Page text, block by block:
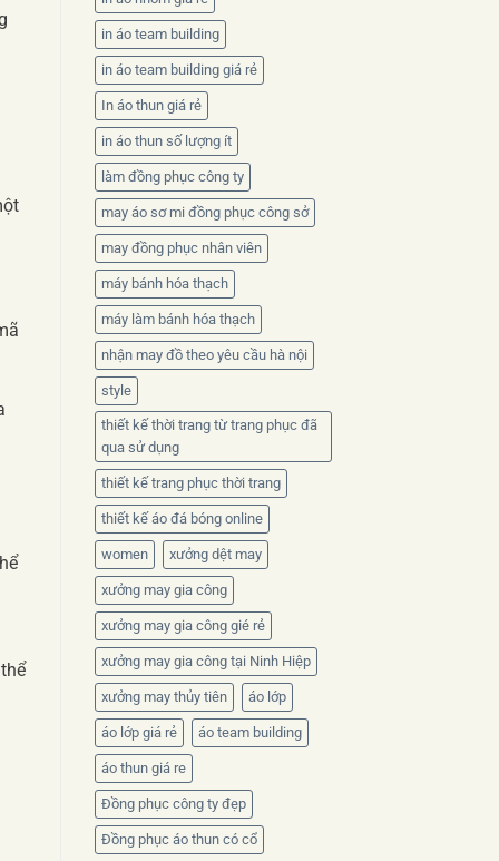
in áo team building
in áo team building giá rẻ
In áo thun giá rẻ
in áo thun số lượng ít
làm đồng phục công ty
may áo sơ mi đồng phục công sở
may đồng phục nhân viên
máy bánh hóa thạch
máy làm bánh hóa thạch
nhận may đồ theo yêu cầu hà nội
style
thiết kế thời trang từ trang phục đã
qua sử dụng
thiết kế trang phục thời trang
thiết kế áo đá bóng online
women xưởng dệt may
xưởng may gia công
xưởng may gia công gié rẻ
xưởng may gia công tại Ninh Hiệp
xưởng may thủy tiên áo lớp
áo lớp giá rẻ áo team building
áo thun giá re
Đồng phục công ty đẹp
Đồng phục áo thun có cổ